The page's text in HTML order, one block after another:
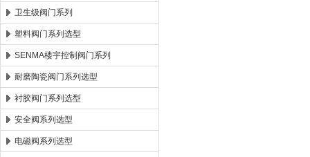
卫生级阀门系列
塑料阀门系列选型
SENMA楼宇控制阀门系列
耐磨陶瓷阀门系列选型
衬胶阀门系列选型
安全阀系列选型
电磁阀系列选型